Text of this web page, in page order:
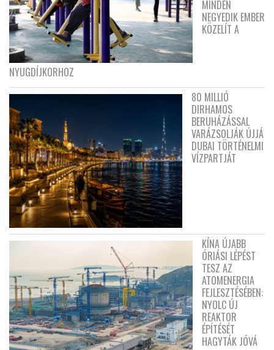
MINDEN
NEGYEDIK EMBER
KÖZELÍT A
NYUGDÍJKORHOZ
80 MILLIÓ
DIRHAMOS
BERUHÁZÁSSAL
VARÁZSOLJÁK ÚJJÁ
DUBAI TÖRTÉNELMI
VÍZPARTJÁT
KÍNA ÚJABB
ÓRIÁSI LÉPÉST
TESZ AZ
ATOMENERGIA
FEJLESZTÉSÉBEN:
NYOLC ÚJ
REAKTOR
ÉPÍTÉSÉT
HAGYTÁK JÓVÁ